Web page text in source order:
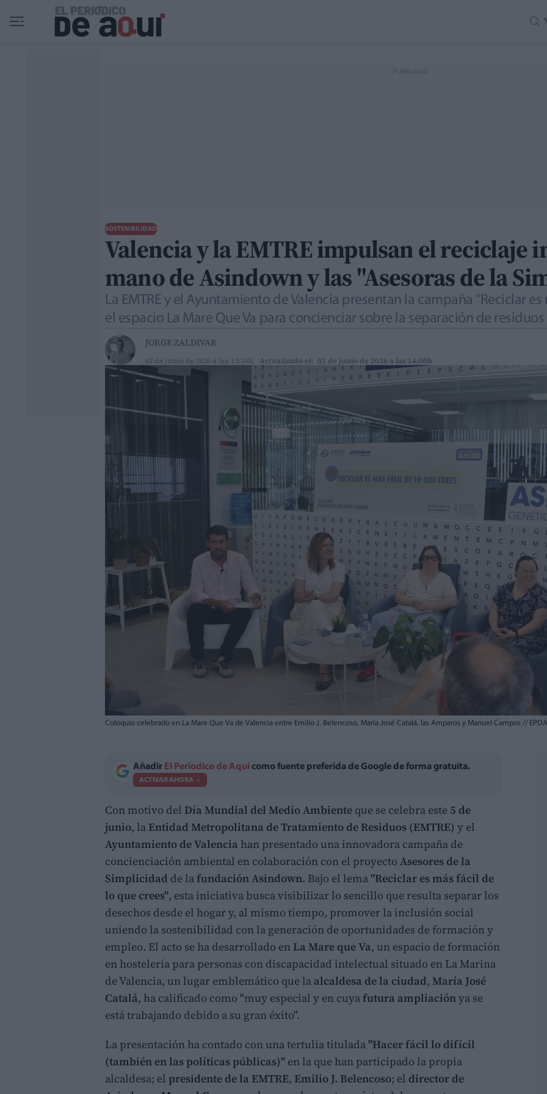
Ir al contenido principal
SOSTENIBILIDAD
Valencia y la EMTRE impulsan el reciclaje
mano de Asindown y las "Asesoras de la
La EMTRE y el Ayuntamiento de Valencia presentan la campaña "Reciclar
el espacio La Mare Que Va para concienciar sobre la separación de
JORGE ZALDIVAR
02 de junio de 2026 a las 13:34h Actualizado el: 02 de junio de 2026 a las 14:00h
Coloquio celebrado en La Mare Que Va de Valencia entre Emilio J. Belencoso, María José Catalá, las Amparos y Manuel Campos // EPDA
Añadir El Periodico de Aquí como fuente preferida de Google de forma gratuita.
ACTIVAR AHORA
Con motivo del Día Mundial del Medio Ambiente que se celebra este 5 de
junio, la Entidad Metropolitana de Tratamiento de Residuos (EMTRE) y el
Ayuntamiento de Valencia han presentado una innovadora campaña de
concienciación ambiental en colaboración con el proyecto Asesores de la
Simplicidad de la fundación Asindown. Bajo el lema "Reciclar es más fácil de
lo que crees", esta iniciativa busca visibilizar lo sencillo que resulta separar los
desechos desde el hogar y, al mismo tiempo, promover la inclusión social
uniendo la sostenibilidad con la generación de oportunidades de formación y
empleo. El acto se ha desarrollado en La Mare que Va, un espacio de formación
en hostelería para personas con discapacidad intelectual situado en La Marina
de Valencia, un lugar emblemático que la alcaldesa de la ciudad, María José
Catalá, ha calificado como "muy especial y en cuya futura ampliaciónya se
está trabajando debido a su gran éxito".
La presentación ha contado con una tertulia titulada "Hacer fácil lo difícil
(también en las políticas públicas)" en la que han participado la propia
alcaldesa; el presidente de la EMTRE, Emilio J. Belencoso; el director de